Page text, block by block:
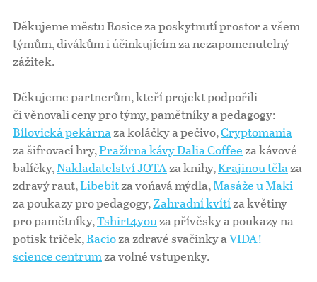
Děkujeme městu Rosice za poskytnutí prostor a všem
týmům, divákům i účinkujícím za nezapomenutelný
zážitek.
Děkujeme partnerům, kteří projekt podpořili
či věnovali ceny pro týmy, pamětníky a pedagogy:
Bílovická pekárnaza koláčky a pečivo,Cryptomania
za šifrovací hry,Pražírna kávy Dalia Coffeeza kávové
balíčky,Nakladatelství JOTAza knihy,Krajinou tělaza
zdravý raut,Libebitza voňavá mýdla,Masáže u Maki
za poukazy pro pedagogy,Zahradní kvítíza květiny
pro pamětníky,Tshirt4youza přívěsky a poukazy na
potisk triček,Racioza zdravé svačinky aVIDA!
science centrumza volné vstupenky.